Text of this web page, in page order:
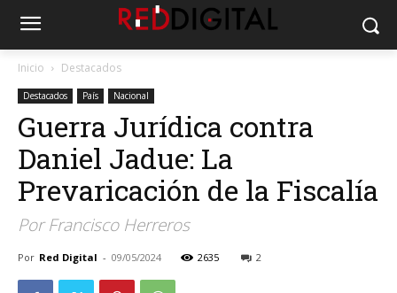
Inicio Destacados
Destacados País Nacional
Guerra Jurídica contra
Daniel Jadue: La
Prevaricación de la Fiscalía
Por Francisco Herreros
Por Red Digital - 09/05/2024 2635 2